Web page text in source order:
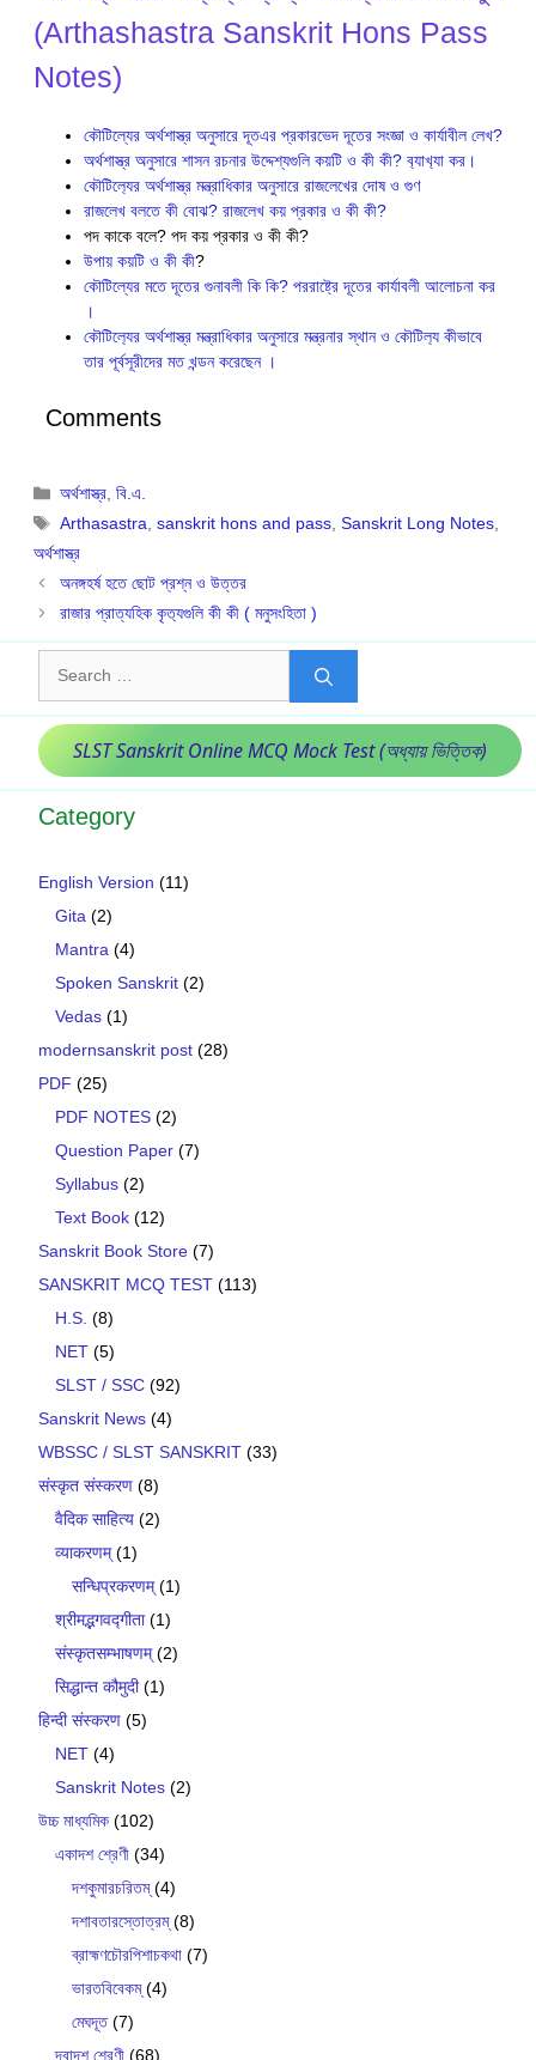
(Arthashastra Sanskrit Hons Pass
Notes)
কৌটিল্যের অর্থশাস্ত্র অনুসারে দূতএর প্রকারভেদ দূতের সংজ্ঞা ও কার্যাবীল লেখ?
অর্থশাস্ত্র অনুসারে শাসন রচনার উদ্দেশ্যগুলি কয়টি ও কী কী? ব‍্যাখ‍্যা কর।
কৌটিল‍্যের অর্থশাস্ত্র মন্ত্রাধিকার অনুসারে রাজলেখের দোষ ও গুণ
রাজলেখ বলতে কী বোঝ? রাজলেখ কয় প্রকার ও কী কী?
পদ কাকে বলে? পদ কয় প্রকার ও কী কী?
উপায় কয়টি ও কী কী?
কৌটিল্যের মতে দূতের গুনাবলী কি কি? পররাষ্ট্রে দূতের কার্যাবলী আলোচনা কর
।
কৌটিল‍্যের অর্থশাস্ত্র মন্ত্রাধিকার অনুসারে মন্ত্রনার স্থান ও কৌটিল‍্য কীভাবে
তার পূর্বসূরীদের মত খন্ডন করেছেন ।
Comments
Categories
অর্থশাস্ত্র,বি.এ.
Tags
Arthasastra,sanskrit hons and pass,Sanskrit Long Notes,
অর্থশাস্ত্র
অনঙ্গহর্ষ হতে ছোট প্রশ্ন ও উত্তর
রাজার প্রাত্যহিক কৃত‍্যগুলি কী কী ( মনুসংহিতা )
for:
SLST Sanskrit Online MCQ Mock Test (অধ্যায় ভিত্তিক)
Category
English Version (11)
Gita (2)
Mantra (4)
Spoken Sanskrit (2)
Vedas (1)
modernsanskrit post (28)
PDF (25)
PDF NOTES (2)
Question Paper (7)
Syllabus (2)
Text Book (12)
Sanskrit Book Store (7)
SANSKRIT MCQ TEST (113)
H.S. (8)
NET (5)
SLST / SSC (92)
Sanskrit News (4)
WBSSC / SLST SANSKRIT (33)
संस्कृत संस्करण (8)
वैदिक साहित्य (2)
व्याकरणम्(1)
सन्धिप्रकरणम्(1)
श्रीमद्भगवद्गीता(1)
संस्कृतसम्भाषणम्(2)
सिद्धान्त कौमुदी(1)
हिन्दी संस्करण (5)
NET (4)
Sanskrit Notes (2)
উচ্চ মাধ্যমিক (102)
একাদশ শ্রেণী (34)
দশকুমারচরিতম্(4)
দশাবতারস্তোত্রম্(8)
ব্রাহ্মণচৌরপিশাচকথা (7)
ভারতবিবেকম্(4)
মেঘদূত(7)
দ্বাদশ শ্রেণী (68)